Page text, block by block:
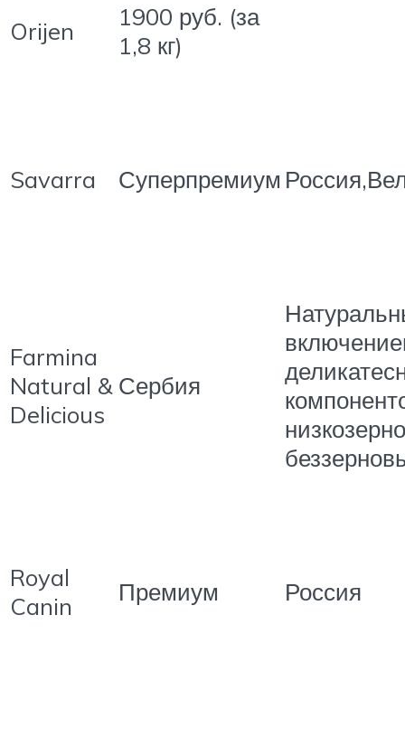
Orijen
1900 руб. (за
1,8 кг)
Savarra Суперпремиум
Farmina
Natural &
Delicious
Сербия
Royal
Canin
Премиум Россия